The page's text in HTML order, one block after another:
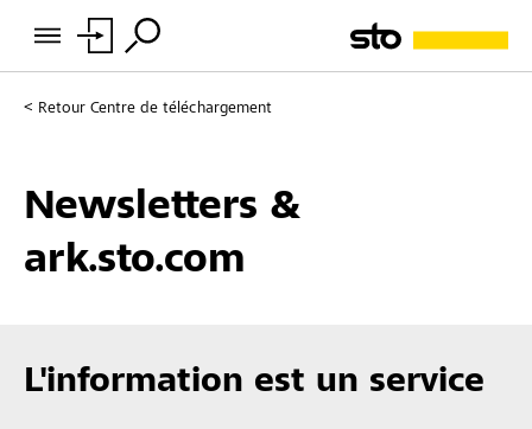
Retour Centre de téléchargement
Newsletters &
ark.sto.com
L'information est un service